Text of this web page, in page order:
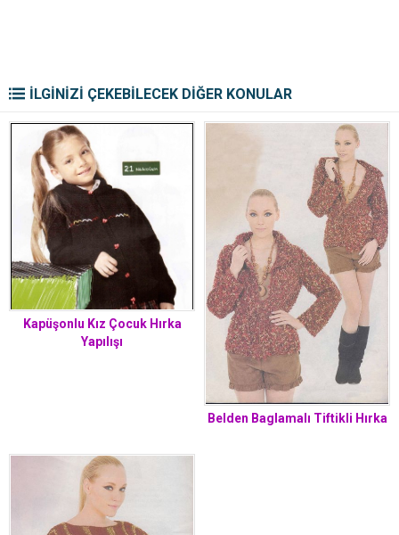
İLGİNİZİ ÇEKEBİLECEK DİĞER KONULAR
Kapüşonlu Kız Çocuk Hırka
Yapılışı
Belden Baglamalı Tiftikli Hırka